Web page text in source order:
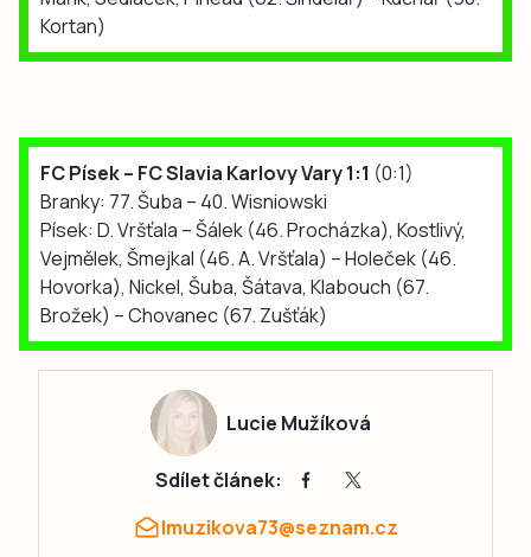
Kortan)
FC Písek – FC Slavia Karlovy Vary 1:1 (0:1)
Branky: 77. Šuba – 40. Wisniowski
Písek: D. Vršťala – Šálek (46. Procházka), Kostlivý,
Vejmělek, Šmejkal (46. A. Vršťala) – Holeček (46.
Hovorka), Nickel, Šuba, Šátava, Klabouch (67.
Brožek) – Chovanec (67. Zušťák)
Lucie Mužíková
Sdílet článek:
lmuzikova73@seznam.cz